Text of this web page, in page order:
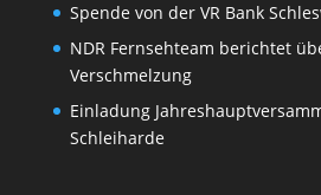
Spende von der VR Bank
NDR Fernsehteam berichtet
Verschmelzung
Einladung
Schleiharde